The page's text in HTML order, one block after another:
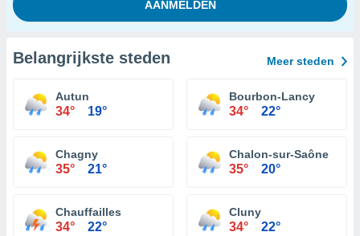
Belangrijkste steden Meer steden
Autun
34° 19°
Bourbon-Lancy
34° 22°
Chagny
35° 21°
Chalon-sur-Saône
35° 20°
Chauffailles
34° 22°
Cluny
34° 22°